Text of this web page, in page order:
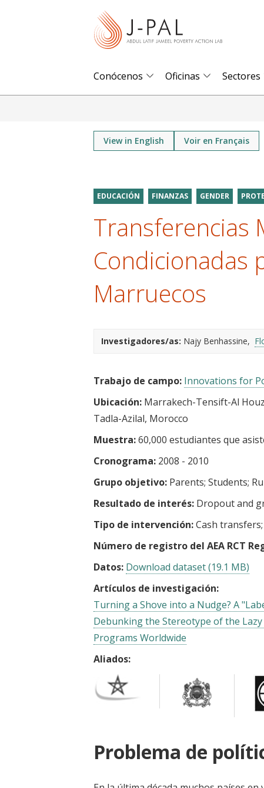
Conócenos Oficinas Sectores
View in English Voir en Français
EDUCACIÓN FINANZAS GENDER
Transferencias
Condicionadas
Marruecos
Investigadores/as: Najy Benhassine
Trabajo de campo: Innovations for
Ubicación: Marrakech-Tensift-Al
Tadla-Azilal, Morocco
Muestra:60,000 estudiantes que
Cronograma: 2008 - 2010
Grupo objetivo: Parents Students
Resultado de interés: Dropout and
Tipo de intervención:Cash transfers
Número de registro del AEA RCT
Datos: Download dataset (19.1 MB)
Artículos de investigación:
Turning a Shove into a Nudge? A
Debunking the Stereotype of the
Programs Worldwide
Aliados:
Problema de